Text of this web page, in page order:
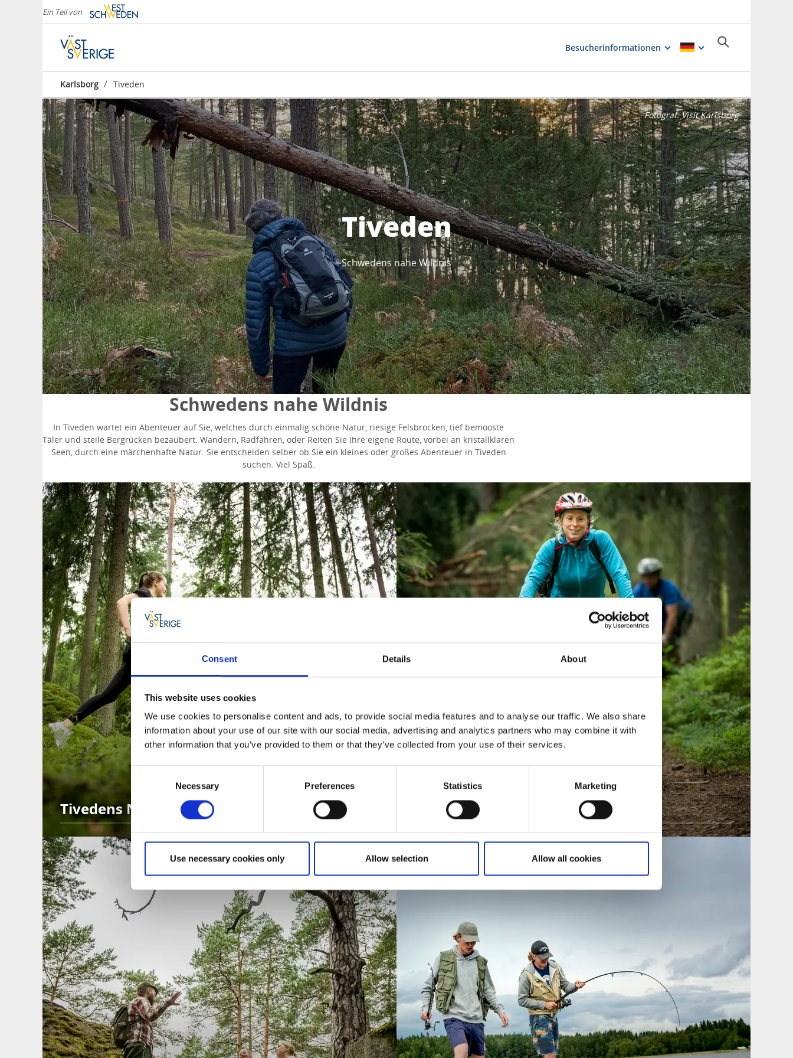
Consent Details About
This website uses cookies
We use cookies to personalise content and ads, to provide social media features and to analyse our traffic. We also share
information about your use of our site with our social media, advertising and analytics partners who may combine it with
other information that you’ve provided to them or that they’ve collected from your use of their services.
Necessary Preferences Statistics Marketing
Use necessary cookies only Allow selection Allow all cookies
Ein Teil von
Besucherinformationen
Karlsborg / Tiveden
Tiveden
Schwedens nahe Wildnis
Fotograf:Visit Karlsborg
Schwedens nahe Wildnis
In Tiveden wartet ein Abenteuer auf Sie, welches durch einmalig schöne Natur, riesige Felsbrocken, tief bemooste
Täler und steile Bergrücken bezaubert. Wandern, Radfahren, oder Reiten Sie Ihre eigene Route, vorbei an kristallklaren
Seen, durch eine märchenhafte Natur. Sie entscheiden selber ob Sie ein kleines oder großes Abenteuer in Tiveden
suchen. Viel Spaß.
Tivedens Nationalpark Besuchen Sie die Website